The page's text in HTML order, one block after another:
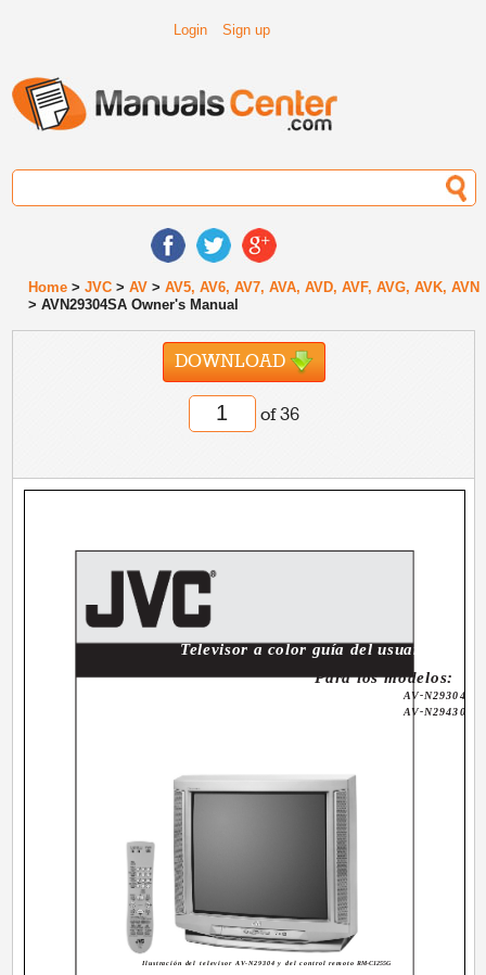
Login Sign up
Home >JVC >AV >AV5, AV6, AV7, AVA, AVD, AVF, AVG, AVK, AVN
> AVN29304SA Owner's Manual
DOWNLOAD
of 36
Televisor a color guía del usuario
Para los modelos:
AV-N29304
AV-N29430
Ilustración del televisor AV-N29304 y del control remotoRM-C1255G